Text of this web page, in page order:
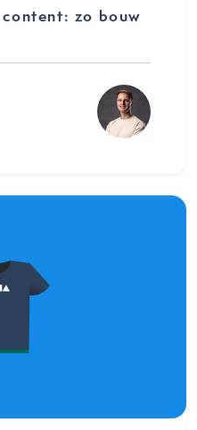
zo bouw